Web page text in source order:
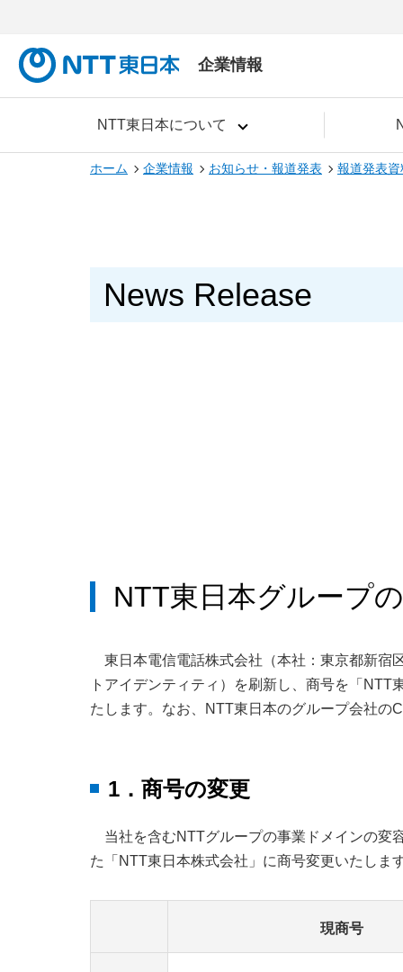
企業情報
NTT東日本について
ホーム 企業情報 お知らせ・報道発表 報道発表資
News Release
NTT東日本グループ
東日本電信電話株式会社（本社：東京都新宿
トアイデンティティ）を刷新し、商号を「
たします。なお、NTT東日本のグループ会社の
1．商号の変更
当社を含むNTTグループの事業ドメインの変
た「NTT東日本株式会社」に商号変更いたしま
現商号